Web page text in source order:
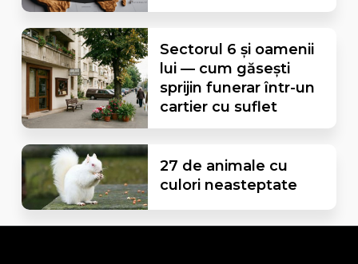
Sectorul 6 și oamenii
lui — cum găsești
sprijin funerar într-un
cartier cu suflet
27 de animale cu
culori neasteptate